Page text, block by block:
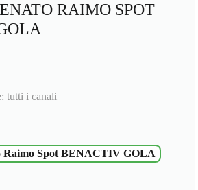
RAIMO SPOT
tutti i canali
Renato Raimo Spot BENACTIV GOLA